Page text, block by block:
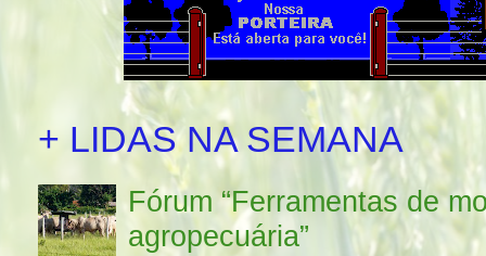
+ LIDAS NA SEMANA
Fórum “Ferramentas de
agropecuária”